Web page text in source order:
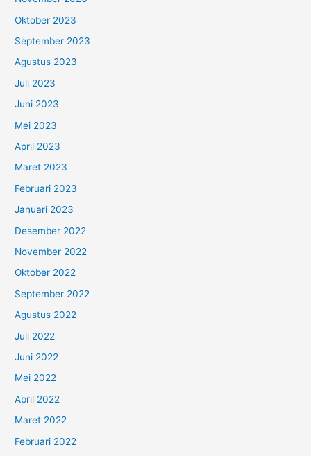
Oktober 2023
September 2023
Agustus 2023
Juli 2023
Juni 2023
Mei 2023
April 2023
Maret 2023
Februari 2023
Januari 2023
Desember 2022
November 2022
Oktober 2022
September 2022
Agustus 2022
Juli 2022
Juni 2022
Mei 2022
April 2022
Maret 2022
Februari 2022